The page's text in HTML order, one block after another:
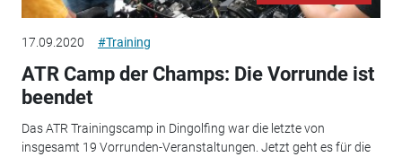
17.09.2020 #Training
ATR Camp der Champs: Die Vorrunde ist
beendet
Das ATR Trainingscamp in Dingolfing war die letzte von
insgesamt 19 Vorrunden-Veranstaltungen. Jetzt geht es für die